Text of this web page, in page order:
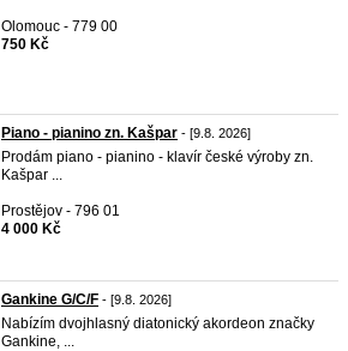
Olomouc - 779 00
750 Kč
Piano - pianino zn. Kašpar - [9.8. 2026]
Prodám piano - pianino - klavír české výroby zn.
Kašpar ...
Prostějov - 796 01
4 000 Kč
Gankine G/C/F - [9.8. 2026]
Nabízím dvojhlasný diatonický akordeon značky
Gankine, ...